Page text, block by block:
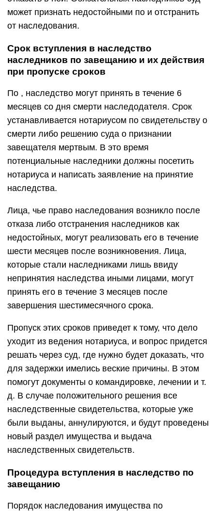
может признать недостойными по и отстранить
от наследования.
Срок вступления в наследство
наследников по завещанию и их действия
при пропуске сроков
По , наследство могут принять в течение 6
месяцев со дня смерти наследодателя. Срок
устанавливается нотариусом по свидетельству о
смерти либо решению суда о признании
завещателя мертвым. В это время
потенциальные наследники должны посетить
нотариуса и написать заявление на принятие
наследства.
Лица, чье право наследования возникло после
отказа либо отстранения наследников как
недостойных, могут реализовать его в течение
шести месяцев после возникновения. Лица,
которые стали наследниками лишь ввиду
непринятия наследства иными лицами, могут
принять его в течение 3 месяцев после
завершения шестимесячного срока.
Пропуск этих сроков приведет к тому, что дело
уходит из ведения нотариуса, и вопрос придется
решать через суд, где нужно будет доказать, что
для задержки имелись веские причины. В этом
помогут документы о командировке, лечении и т.
д. В случае положительного решения все
наследственные свидетельства, которые уже
были выданы, аннулируются, и будут проведены
новый раздел имущества и выдача
наследственных свидетельств.
Процедура вступления в наследство по
завещанию
Порядок наследования имущества по